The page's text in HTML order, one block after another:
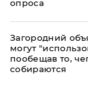
опроса
Загородний
могут
пообещав то,
собираются